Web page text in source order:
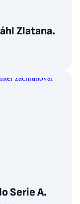
Zlatana.
Serie A.